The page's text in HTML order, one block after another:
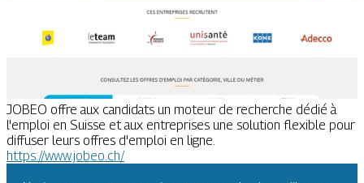
JOBEO offre aux candidats un moteur de recherche dédié à
l'emploi en Suisse et aux entreprises une solution flexible pour
diffuser leurs offres d'emploi en ligne.
https://www.jobeo.ch/